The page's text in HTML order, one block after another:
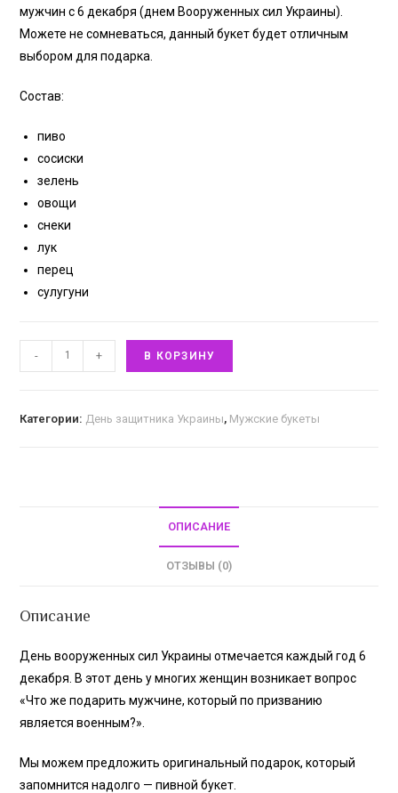
мужчин с 6 декабря (днем Вооруженных сил Украины).
Можете не сомневаться, данный букет будет отличным
выбором для подарка.
Состав:
пиво
сосиски
зелень
овощи
снеки
лук
перец
сулугуни
- + В КОРЗИНУ
Категории: День защитника Украины, Мужские букеты
ОПИСАНИЕ
ОТЗЫВЫ (0)
Описание
День вооруженных сил Украины отмечается каждый год 6
декабря. В этот день у многих женщин возникает вопрос
«Что же подарить мужчине, который по призванию
является военным?».
Мы можем предложить оригинальный подарок, который
запомнится надолго — пивной букет.